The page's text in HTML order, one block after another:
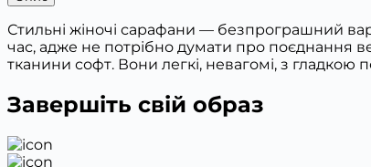
Стильні жіночі сарафани — безпрограшний
час, адже не потрібно думати про поєднання
тканини софт. Вони легкі, невагомі, з гладкою
Завершіть свій образ